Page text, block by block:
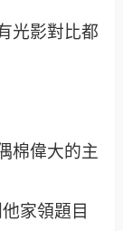
光影對比都
棉偉大的主
家領題目